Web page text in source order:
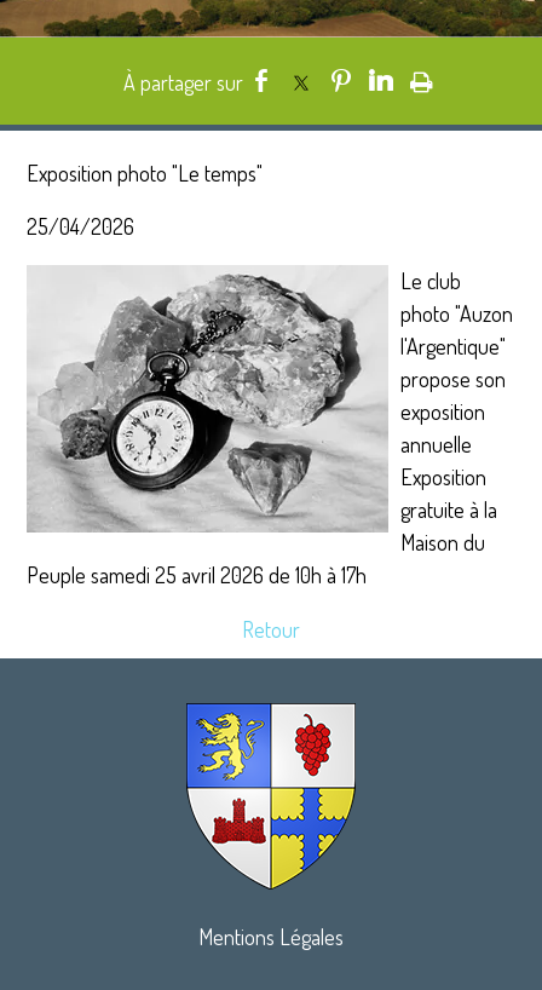
Exposition photo "Le temps"
25/04/2026
Le club
photo "Auzon
l'Argentique"
propose son
exposition
annuelle
Exposition
gratuite à la
Maison du
Peuple samedi 25 avril 2026 de 10h à 17h
Retour
Mentions Légales